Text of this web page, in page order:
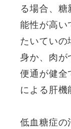
る場合、
能性が高い
たいていの
身か、肉が
便通が健全
による肝機
低血糖症の